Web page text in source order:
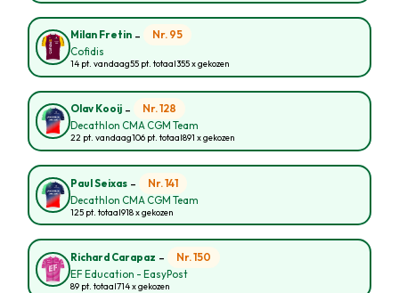
Milan Fretin - Nr. 95
Cofidis
14 pt. vandaag55 pt. totaal355 x gekozen
Olav Kooij - Nr. 128
Decathlon CMA CGM Team
22 pt. vandaag106 pt. totaal891 x gekozen
Paul Seixas - Nr. 141
Decathlon CMA CGM Team
125 pt. totaal918 x gekozen
Richard Carapaz - Nr. 150
EF Education - EasyPost
89 pt. totaal714 x gekozen